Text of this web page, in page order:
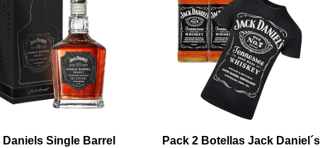
Single Barrel
Pack 2 Botellas Jack Daniel´s